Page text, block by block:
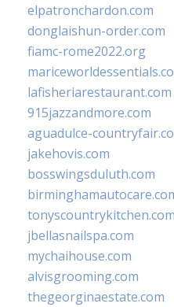
elpatronchardon.com
donglaishun-order.com
fiamc-rome2022.org
lafisheriarestaurant.com
915jazzandmore.com
aguadulce-
jakehovis.com
bosswingsduluth.com
tonyscountrykitchen.com
jbellasnailspa.com
mychaihouse.com
alvisgrooming.com
thegeorginaestate.com